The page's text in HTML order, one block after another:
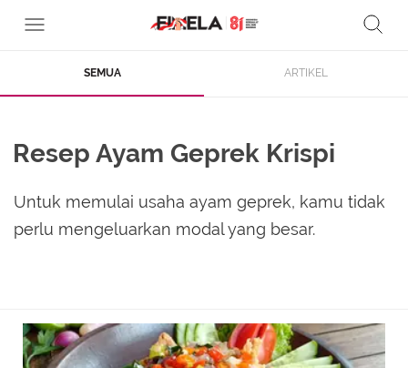
SEMUA ARTIKEL
Resep Ayam Geprek Krispi
Untuk memulai usaha ayam geprek, kamu tidak
perlu mengeluarkan modal yang besar.